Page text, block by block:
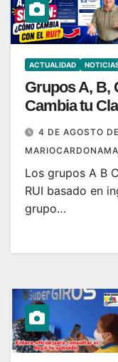
ACTUALIDAD
Grupos A, B,
Cambia tu
4 DE AGOSTO
Los grupos A B
RUI basado en
grupo…